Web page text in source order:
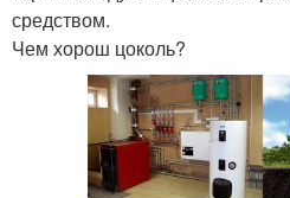
средством.
Чем хорош цоколь?